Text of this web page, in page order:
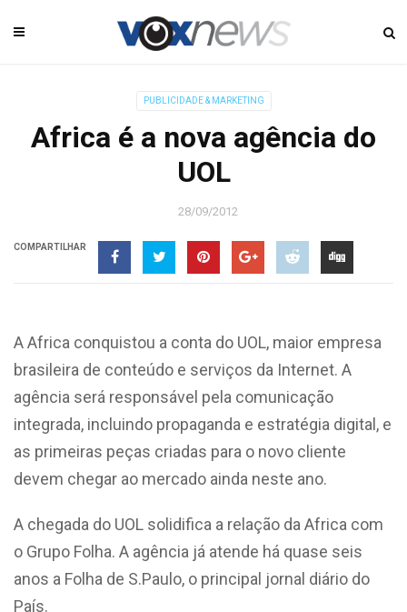
PUBLICIDADE & MARKETING
Africa é a nova agência do
UOL
28/09/2012
COMPARTILHAR
A Africa conquistou a conta do UOL, maior empresa
brasileira de conteúdo e serviços da Internet. A
agência será responsável pela comunicação
integrada, incluindo propaganda e estratégia digital, e
as primeiras peças criadas para o novo cliente
devem chegar ao mercado ainda neste ano.
A chegada do UOL solidifica a relação da Africa com
o Grupo Folha. A agência já atende há quase seis
anos a Folha de S.Paulo, o principal jornal diário do
País.